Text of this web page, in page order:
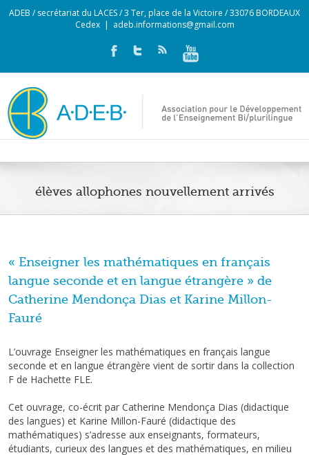
ADEB / secrétariat du LACES / 3 Ter, place de la Victoire / 33076 BORDEAUX
Cedex | adeb.informations@gmail.com
élèves allophones nouvellement arrivés
« Enseigner les mathématiques en français
langue seconde et en langue étrangère » de
Catherine Mendonça Dias et Karine Millon-
Fauré
L’ouvrage Enseigner les mathématiques en français langue
seconde et en langue étrangère vient de sortir dans la collection
F de Hachette FLE.
Cet ouvrage, co-écrit par Catherine Mendonça Dias (didactique
des langues) et Karine Millon-Fauré (didactique des
mathématiques) s’adresse aux enseignants, formateurs,
étudiants, curieux des langues et des mathématiques, en milieu